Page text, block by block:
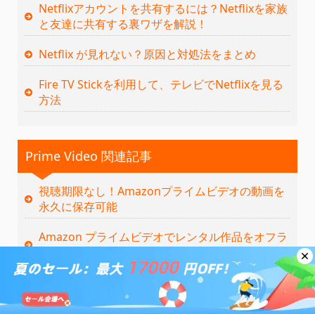
Netflixアカウントを共有するには？Netflixを家族
と友達に共有する裏ワザを解説！
Netflix が見れない？原因と対処法をまとめ
Fire TV Stickを利用して、テレビでNetflixを見る
方法
Prime Video 関連記事
視聴期限なし！Amazonプライムビデオの動画を
永久に保存可能
Amazon プライムビデオでレンタル作品をオフラ
アマゾンプライムの韓国ドラマ、ロマンス系 おす
すめ！